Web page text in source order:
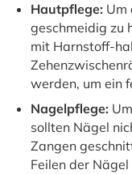
Hautpflege: Um
geschmeidig zu
mit Harnstoff-
werden, um ein
Nagelpflege:
sollten Nägel
Zangen
Feilen der